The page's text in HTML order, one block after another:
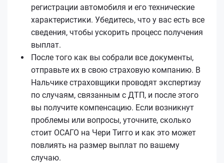
регистрации автомобиля и его технические
характеристики. Убедитесь, что у вас есть все
сведения, чтобы ускорить процесс получения
выплат.
После того как вы собрали все документы,
отправьте их в свою страховую компанию. В
Нальчике страховщики проводят экспертизу
по случаям, связанным с ДТП, и после этого
вы получите компенсацию. Если возникнут
проблемы или вопросы, уточните, сколько
стоит ОСАГО на Чери Тигго и как это может
повлиять на размер выплат по вашему
случаю.